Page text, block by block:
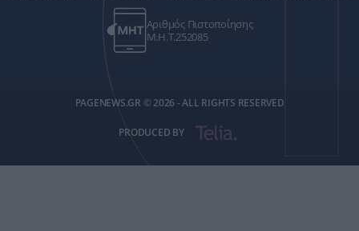
Αριθμός Πιστοποίησης
Μ.Η.Τ.252085
PAGENEWS.GR © 2026 - ALL RIGHTS RESERVED
PRODUCED BY